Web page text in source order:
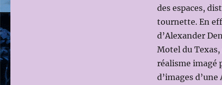
des espaces,
tournette. En
d’Alexander
Motel du
réalisme imagé
d’images